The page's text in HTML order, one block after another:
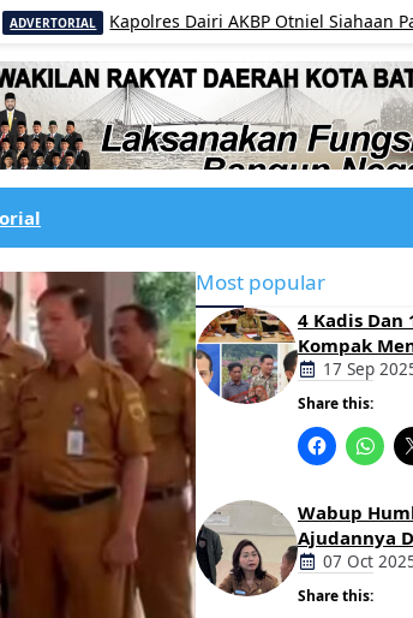
Kapolres Dairi AKBP Otniel Siahaan Pastikan
Most popular
4 Kadis Dan
Kompak
Diri, Ada
Oloan
17 Sep
Share this:
Wabup
Ajudannya
tiba Tanpa
Bupati
07 Oct
Share this: